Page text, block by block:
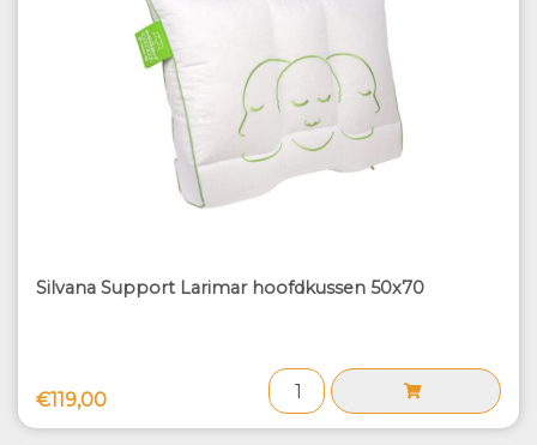
Silvana Support Larimar hoofdkussen 50x70
€119,00